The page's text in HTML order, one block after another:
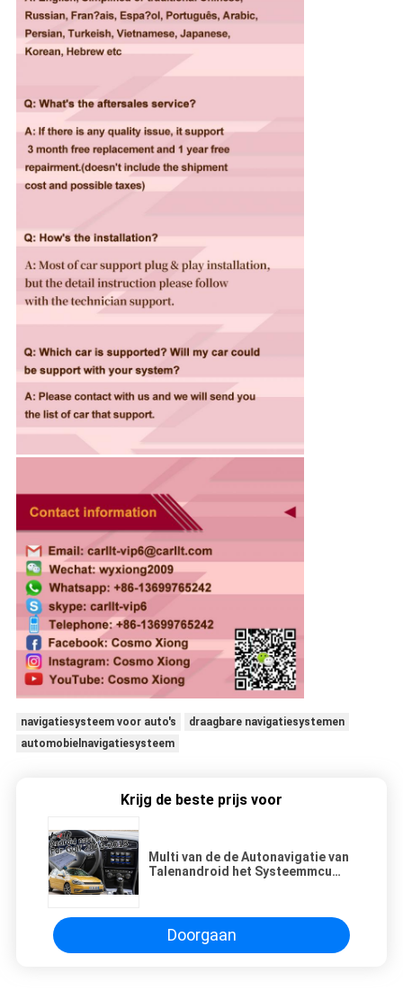
navigatiesysteem voor auto's
draagbare navigatiesystemen
automobielnavigatiesysteem
Krijg de beste prijs voor
Multi van de de Autonavigatie van
Talenandroid het Systeemmcu
Doorgaan